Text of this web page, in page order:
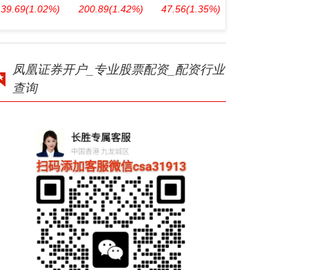
39.69(1.02%) 200.89(1.42%) 47.56(1.35%)
凤凰证券开户_专业股票配资_配资行业
查询